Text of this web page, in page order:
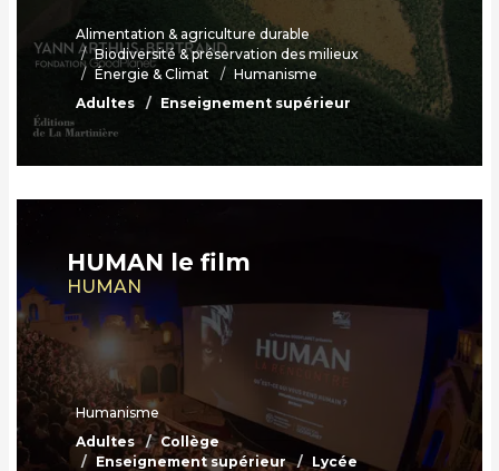
Alimentation & agriculture durable
Biodiversité & préservation des milieux
Énergie & Climat
Humanisme
Adultes
Enseignement supérieur
HUMAN le film
HUMAN
Humanisme
Adultes
Collège
Enseignement supérieur
Lycée